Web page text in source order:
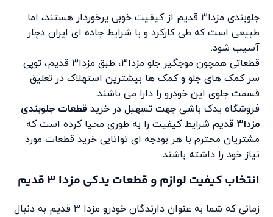
جلوبندی مزدا3 قدیم از کیفیت خوبی یرخوردار هستند، اما
طبیعی است که طی کارکرد و با شرایط جاده ای ایران دچار
آسیب شود.
قطعاتی همچون موجگیر جلو مزدا3، طبق مزدا3 قدیم، توپی
سر کمک های جلو و کمک ها بیشترین استهلاک در تعلیق
قسمت جلوی این خودرو را دارا می باشند.
فروشگاه یدک باشی جهت تسهیل در خرید قطعات جلوبندی
مزدا3 قدیم
شرایط کیفیت را به طوری محیا کرده است که
مشتریان محترم با هر بودجه ای تواتایی خرید قطعات مورد
نیاز خود را داشته باشند.
انتخاب کیفیت لوازم و قطعات یدکی مزدا 3 قدیم
زمانی که شما به عنوان دارندگان خودرو مزدا 3 قدیم به دنبال